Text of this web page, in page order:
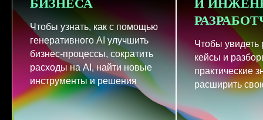
БИЗНЕСА
Чтобы узнать, как с помощью
генеративного AI улучшить
бизнес-процессы, сократить
расходы на AI, найти новые
инструменты и решения
И
Чтобы увидеть
кейсы и
практические
расширить